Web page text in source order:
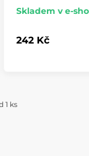
Skladem v e-
242 Kč
1 ks